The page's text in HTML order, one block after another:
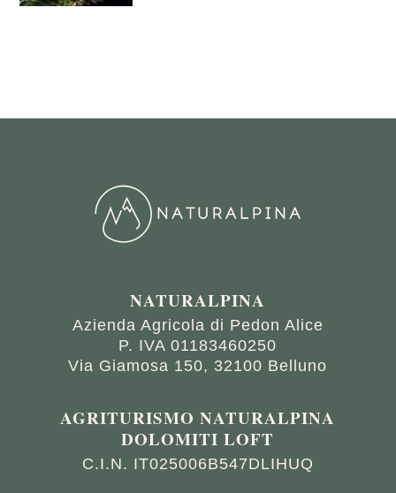
NATURALPINA
Azienda Agricola di Pedon Alice
P. IVA 01183460250
Via Giamosa 150, 32100 Belluno
AGRITURISMO NATURALPINA
DOLOMITI LOFT
C.I.N. IT025006B547DLIHUQ